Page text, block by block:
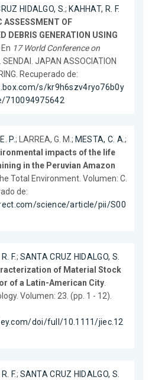
HIDALGO, S.; KAHHAT, R. F.
ASSESSMENT OF
DEBRIS GENERATION USING
En 17 World Conference on
. SENDAI. JAPAN ASSOCIATION
Recuperado de:
s/kr9h6szv4ryo76b0y
710094975642
P.; LARREA, G. M.; MESTA, C. A.;
impacts of the life
in the Peruvian Amazon
Total Environment. Volumen: C.
de:
science/article/pii/S00
F.; SANTA CRUZ HIDALGO, S.
of Material Stock
of a Latin-American City.
Volumen: 23. (pp. 1 - 12).
doi/full/10.1111/jiec.12
F.; SANTA CRUZ HIDALGO, S.